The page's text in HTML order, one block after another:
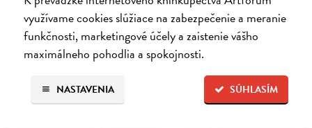
využívame cookies slúžiace na zabezpečenie a meranie
funkčnosti, marketingové účely a zaistenie vášho
maximálneho pohodlia a spokojnosti.
SÚHLASÍM
NASTAVENIA
4,60 €